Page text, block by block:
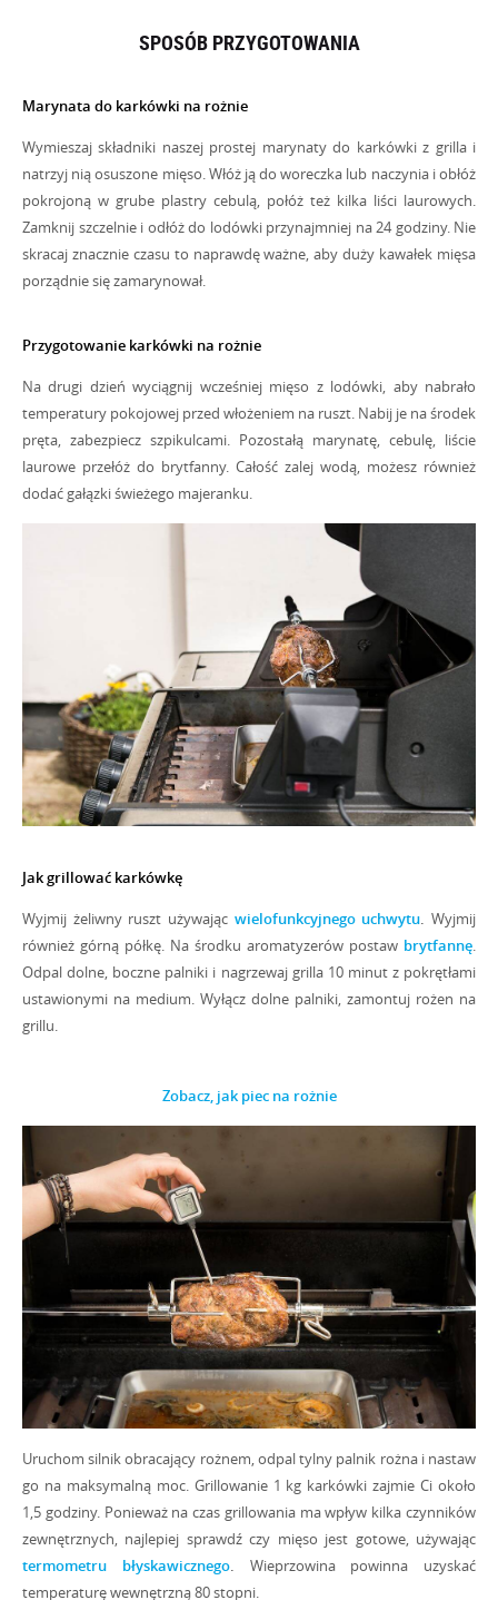
SPOSÓB PRZYGOTOWANIA
Marynata do karkówki na rożnie
Wymieszaj składniki naszej prostej marynaty do karkówki z grilla i
natrzyj nią osuszone mięso. Włóż ją do woreczka lub naczynia i obłóż
pokrojoną w grube plastry cebulą, połóż też kilka liści laurowych.
Zamknij szczelnie i odłóż do lodówki przynajmniej na 24 godziny. Nie
skracaj znacznie czasu to naprawdę ważne, aby duży kawałek mięsa
porządnie się zamarynował.
Przygotowanie karkówki na rożnie
Na drugi dzień wyciągnij wcześniej mięso z lodówki, aby nabrało
temperatury pokojowej przed włożeniem na ruszt. Nabij je na środek
pręta, zabezpiecz szpikulcami. Pozostałą marynatę, cebulę, liście
laurowe przełóż do brytfanny. Całość zalej wodą, możesz również
dodać gałązki świeżego majeranku.
wielofunkcyjnego uchwytu .Wyjmij
górną półkę. Na środku aromatyzerów postaw brytfannę
Odpal dolne, boczne palniki i nagrzewaj grilla 10 minut z pokrętłami
ustawionymi na medium. Wyłącz dolne palniki, zamontuj rożen na
grillu.
Zobacz, jak piec na rożnie
go na maksymalną moc. Grillowanie 1 kg karkówki zajmie Ci około
1,5 godziny. Ponieważ na czas grillowania ma wpływ kilka czynników
zewnętrznych, najlepiej sprawdź czy mięso jest gotowe, używając
termometru błyskawicznego.
Wieprzowina powinna uzyskać
temperaturę wewnętrzną 80 stopni.
deskę do serwowania
przygotowana na rożnie jest bardzo soczysta, wybierz deskę która
posiada rynienkę dookoła. Zgromadzą się w niej wyciekające
przysmaki.
Sos który zebrał się pod mięsem, możesz podać do mięsa. Pamiętaj
tylko, by przed zblendowaniem wyciągnąć z niego liście laurowe.
Zobacz
WYKORZYSTANE AKCESORIA